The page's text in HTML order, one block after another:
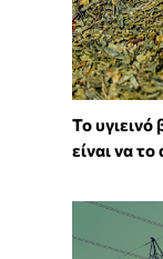
Το
είναι να